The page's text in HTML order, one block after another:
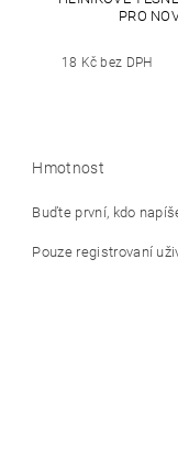
PRO
18 Kč bez DPH
Hmotnost
Buďte první, kdo
Pouze registrovaní